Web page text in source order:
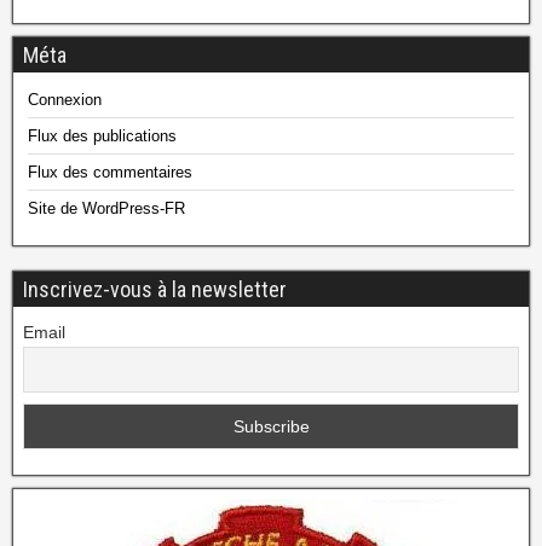
Méta
Connexion
Flux des publications
Flux des commentaires
Site de WordPress-FR
Inscrivez-vous à la newsletter
Email